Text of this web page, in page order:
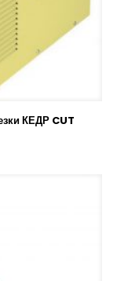
КЕДР CUT